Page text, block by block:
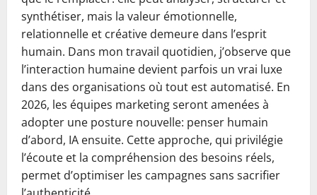
synthétiser, mais la valeur émotionnelle,
relationnelle et créative demeure dans l’esprit
humain. Dans mon travail quotidien, j’observe que
l’interaction humaine devient parfois un vrai luxe
dans des organisations où tout est automatisé. En
2026, les équipes marketing seront amenées à
adopter une posture nouvelle: penser humain
d’abord, IA ensuite. Cette approche, qui privilégie
l’écoute et la compréhension des besoins réels,
permet d’optimiser les campagnes sans sacrifier